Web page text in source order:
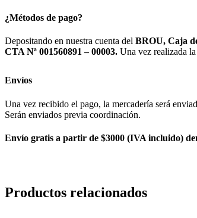
¿Métodos de pago?
Depositando en nuestra cuenta del BROU, Caja
CTA Nª 001560891 – 00003. Una vez realizada
Envíos
Una vez recibido el pago, la mercadería será
Serán enviados previa coordinación.
Envío gratis a partir de $3000 (IVA incluido)
Productos relacionados